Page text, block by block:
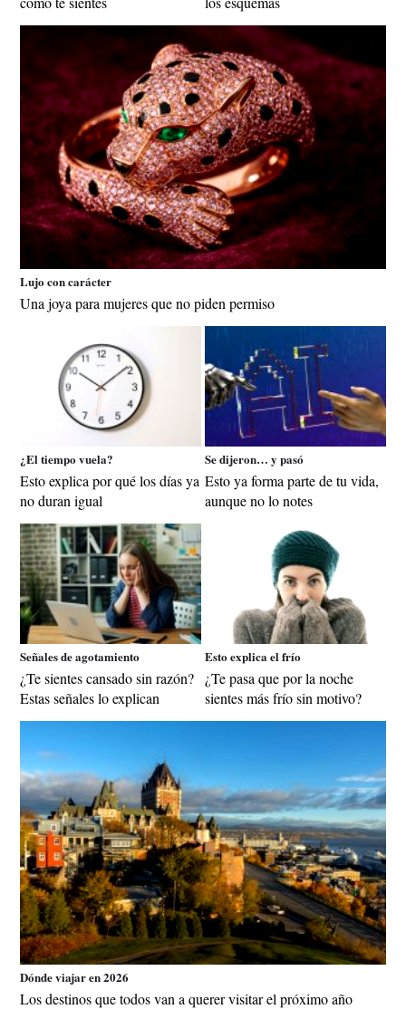
Lujo con carácter
Una joya para mujeres que no piden permiso
¿El tiempo vuela?
Esto explica por qué los días ya
no duran igual
Se dijeron… y pasó
Esto ya forma parte de tu vida,
aunque no lo notes
Señales de agotamiento
¿Te sientes cansado sin razón?
Estas señales lo explican
Esto explica el frío
¿Te pasa que por la noche
sientes más frío sin motivo?
Dónde viajar en 2026
Los destinos que todos van a querer visitar el próximo año